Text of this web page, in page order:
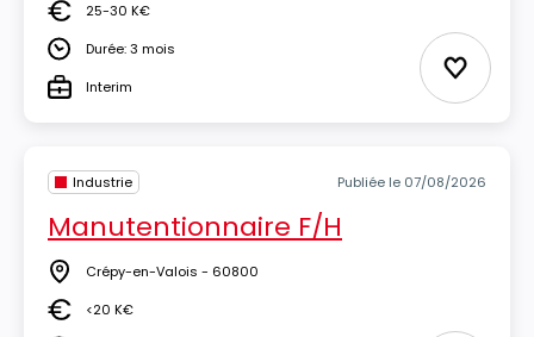
Salaire25-30 K€
DuréeDurée: 3 mois
TypeInterim Ajouter
Industrie Publiée le 07/08/2026
Manutentionnaire F/H
Lieu Crépy-en-Valois - 60800
Salaire<20 K€